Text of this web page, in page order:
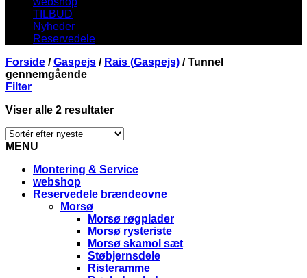
TILBUD
Nyheder
Reservedele
Forside / Gaspejs / Rais (Gaspejs) /Tunnel
gennemgående
Filter
Viser alle 2 resultater
MENU
Montering & Service
webshop
Reservedele brændeovne
Morsø
Morsø røgplader
Morsø rysteriste
Morsø skamol sæt
Støbjernsdele
Risteramme